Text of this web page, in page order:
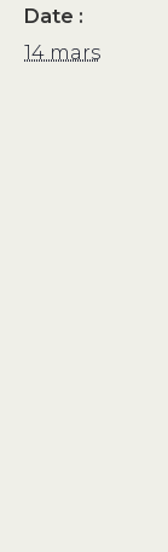
Date :
14 mars